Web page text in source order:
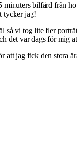
bilfärd från
tycker jag!
så vi tog lite fler
det var dags för mig
att jag fick den stora